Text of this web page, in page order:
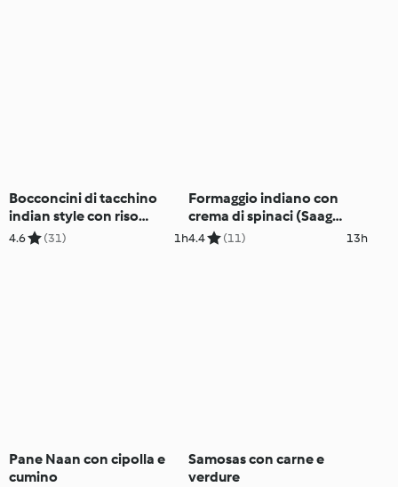
Bocconcini di tacchino
indian style con riso
basmati
4.6 (31) 1h
Formaggio indiano con
crema di spinaci (Saag
Paneer)
4.4 (11) 13h
Pane Naan con cipolla e
cumino
Samosas con carne e
verdure